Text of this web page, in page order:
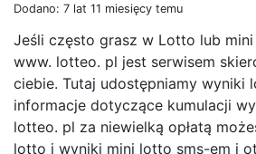
Dodano: 7 lat 11 miesięcy temu
Jeśli często grasz w Lotto lub
www. lotteo. pl jest serwisem
ciebie. Tutaj udostępniamy wyniki
informacje dotyczące kumulacji
lotteo. pl za niewielką opłatą
lotto i wyniki mini lotto sms-em i